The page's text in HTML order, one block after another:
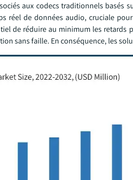
aux codecs traditionnels basés
réel de données audio, cruciale
de réduire au minimum les retards
sans faille. En conséquence, les